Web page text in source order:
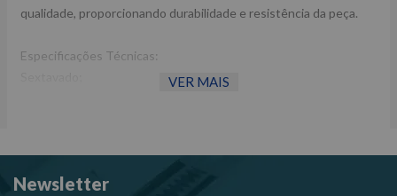
qualidade, proporcionando durabilidade e resistência da peça.
Especificações Técnicas:
Peso: 0,100 Kg
VER MAIS
Newsletter